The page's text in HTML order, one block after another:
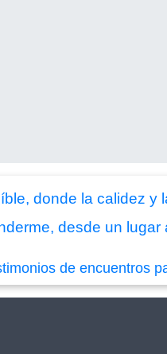
donde la calidez y
desde un lugar
de encuentros